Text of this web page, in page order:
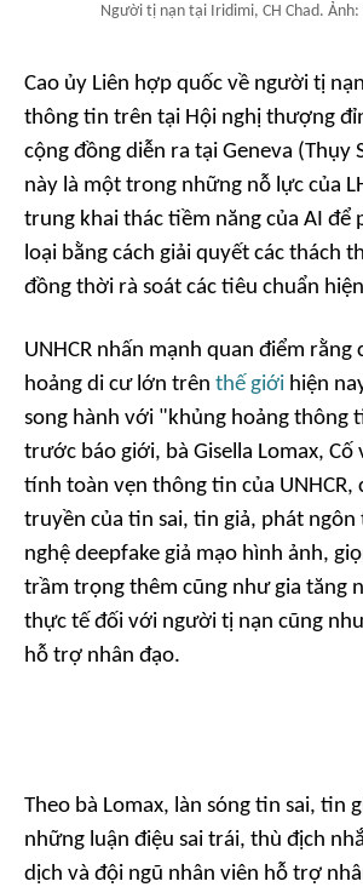
Người tị nạn tại Iridimi, CH Chad. Ảnh:
Cao ủy Liên hợp quốc về người tị
thông tin trên tại Hội nghị thượng
cộng đồng diễn ra tại Geneva (Thụy
này là một trong những nỗ lực của
trung khai thác tiềm năng của AI để
loại bằng cách giải quyết các thách
đồng thời rà soát các tiêu chuẩn
UNHCR nhấn mạnh quan điểm rằng
hoảng di cư lớn trên thế giới hiện
song hành với "khủng hoảng thông
trước báo giới, bà Gisella Lomax, Cố
tính toàn vẹn thông tin của UNHCR,
truyền của tin sai, tin giả, phát ngôn
nghệ deepfake giả mạo hình ảnh,
trầm trọng thêm cũng như gia tăng
thực tế đối với người tị nạn cũng
hỗ trợ nhân đạo.
Theo bà Lomax, làn sóng tin sai, tin
những luận điệu sai trái, thù địch
dịch và đội ngũ nhân viên hỗ trợ